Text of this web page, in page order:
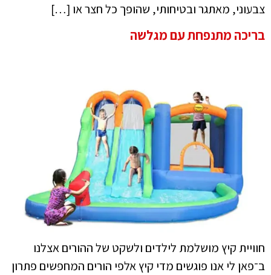
צבעוני, מאתגר ובטיחותי, שהופך כל חצר או […]
בריכה מתנפחת עם מגלשה
חוויית קיץ מושלמת לילדים ולשקט של ההורים אצלנו
ב־פאן לי אנו פוגשים מדי קיץ אלפי הורים המחפשים פתרון